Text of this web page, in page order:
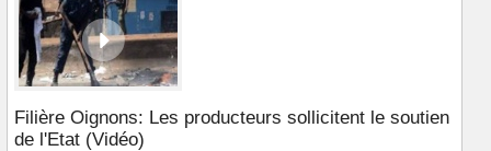
Filière Oignons: Les producteurs sollicitent le soutien
de l'Etat (Vidéo)